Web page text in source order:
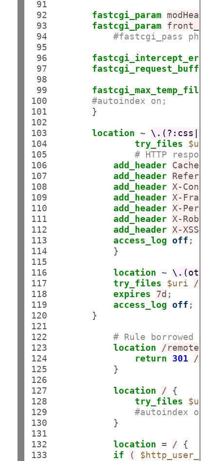
91
92
93
94
95
96
97
98
99
100
101
102
103
104
105
106
107
108
109
110
111
112
113
114
115
116
117
118
119
120
121
122
123
124
125
126
127
128
129
130
131
132
133
fastcgi_param
fastcgi_param
#fastcgi_pass php-
#autoindex on;
        }
location ~
try_files
$uri
# HTTP
add_header Cache-
add_header
add_header X-
add_header X-
add_header X-
add_header X-
add_header X-XSS-
access_log off
            }
location ~
try_files
$uri
/
expires
7d
access_log off
        }
# Rule borrowed
location
/remote
return
301
/
            }
location / {
try_files
$uri
#autoindex on;
            }
location = / {
if
(